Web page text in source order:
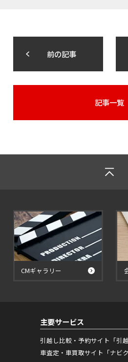
前の記事
記事一覧
CMギャラリー
主要サービス
引越し比較・予約サイト「引越
車査定・車買取サイト「ナビク